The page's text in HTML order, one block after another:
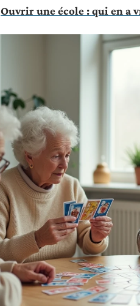
Ouvrir une école : qui en a